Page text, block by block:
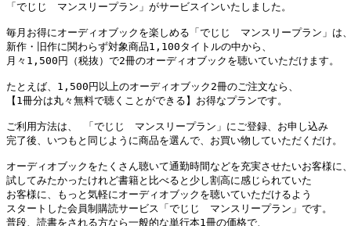
「でじじ　マンスリープラン」がサービスインいたしました。
毎月お得にオーディオブックを楽しめる「でじじ　マンスリープラン」は
新作・旧作に関わらず対象商品1,100タイトルの中から、
月々1,500円（税抜）で2冊のオーディオブックを聴いていただけます。
たとえば、1,500円以上のオーディオブック2冊のご注文なら、
【1冊分は丸々無料で聴くことができる】お得なプランです。
ご利用方法は、 「でじじ　マンスリープラン」にご登録、お申し込み
完了後、いつもと同じように商品を選んで、お買い物していただくだけ。
オーディオブックをたくさん聴いて通勤時間などを充実させたいお客様に
試してみたかったけれど書籍と比べると少し割高に感じられていた
お客様に、もっと気軽にオーディオブックを聴いていただけるよう
スタートした会員制購読サービス「でじじ　マンスリープラン」です。
普段、読書をされる方なら一般的な単行本1冊の価格で、